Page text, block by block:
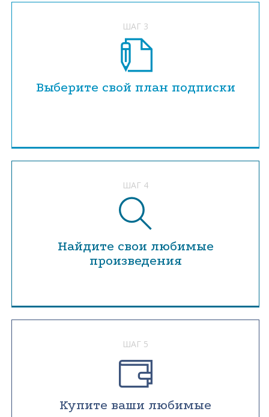
ШАГ 3
Выберите свой план подписки
ШАГ 4
Найдите свои любимые
произведения
ШАГ 5
Купите ваши любимые